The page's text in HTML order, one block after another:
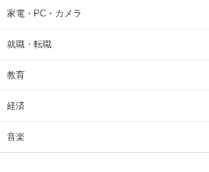
家電・PC・カメラ
就職・転職
教育
経済
音楽